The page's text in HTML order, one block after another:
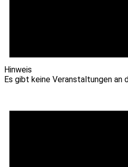
Hinweis
Es gibt keine Veranstaltungen an